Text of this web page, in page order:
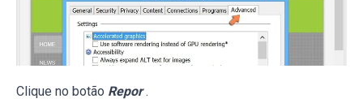
Clique no botão Repor .